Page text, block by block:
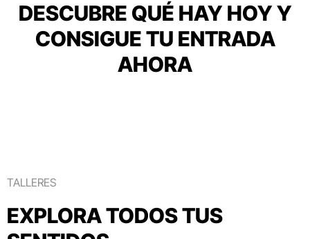
DESCUBRE QUÉ HAY HOY Y
CONSIGUE TU ENTRADA
AHORA
TALLERES
EXPLORA TODOS TUS